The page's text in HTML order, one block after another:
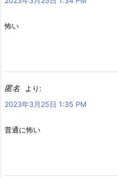
怖い
匿名
より:
2023年3月25日 1:35 PM
普通に怖い